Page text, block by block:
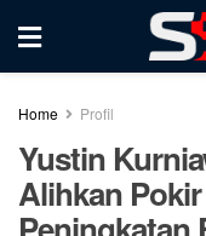
Home Profil
Yustin
Alihkan